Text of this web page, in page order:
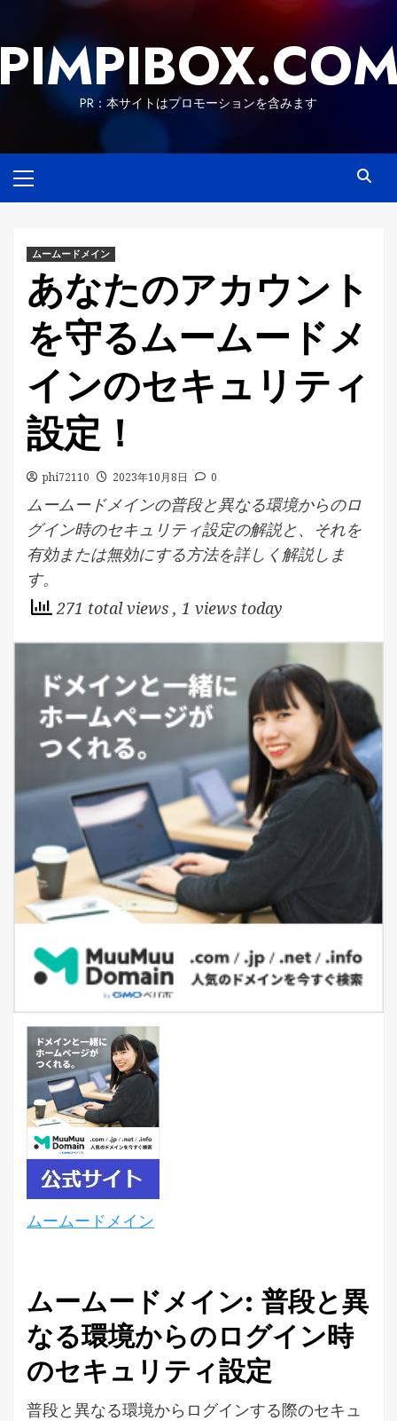
content
PR：本サイトはプロモーションを含みます
Menu
ムームードメイン
あなたのアカウント
を守るムームードメ
インのセキュリティ
設定！
phi72110 2023年10月8日 0
ムームードメインの普段と異なる環境からのロ
グイン時のセキュリティ設定の解説と、それを
有効または無効にする方法を詳しく解説しま
す。
271 total views , 1 views today
ムームードメイン
ムームードメイン: 普段と異
なる環境からのログイン時
のセキュリティ設定
普段と異なる環境からログインする際のセキュ